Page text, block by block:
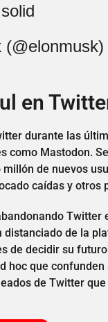
en
durante las
como Mastodon.
de nuevos
caídas y otros
de la
de decidir su
hoc que
de Twitter